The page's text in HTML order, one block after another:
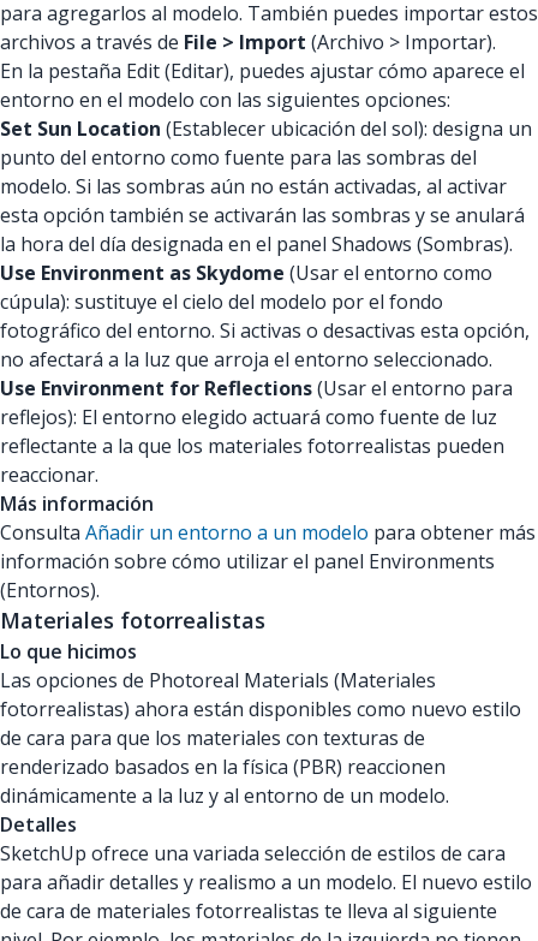
para agregarlos al modelo. También puedes importar estos
archivos a través de File > Import (Archivo > Importar).
En la pestaña Edit (Editar), puedes ajustar cómo aparece el
entorno en el modelo con las siguientes opciones:
Set Sun Location (Establecer ubicación del sol): designa un
punto del entorno como fuente para las sombras del
modelo. Si las sombras aún no están activadas, al activar
esta opción también se activarán las sombras y se anulará
la hora del día designada en el panel Shadows (Sombras).
Use Environment as Skydome (Usar el entorno como
cúpula): sustituye el cielo del modelo por el fondo
fotográfico del entorno. Si activas o desactivas esta opción,
no afectará a la luz que arroja el entorno seleccionado.
Use Environment for Reflections(Usar el entorno para
reflejos): El entorno elegido actuará como fuente de luz
reflectante a la que los materiales fotorrealistas pueden
reaccionar.
Más información
Consulta Añadir un entorno a un modelo para obtener más
información sobre cómo utilizar el panel Environments
(Entornos).
Materiales fotorrealistas
Lo que hicimos
Las opciones de Photoreal Materials (Materiales
fotorrealistas) ahora están disponibles como nuevo estilo
de cara para que los materiales con texturas de
renderizado basados en la física (PBR) reaccionen
dinámicamente a la luz y al entorno de un modelo.
Detalles
SketchUp ofrece una variada selección de estilos de cara
para añadir detalles y realismo a un modelo. El nuevo estilo
de cara de materiales fotorrealistas te lleva al siguiente